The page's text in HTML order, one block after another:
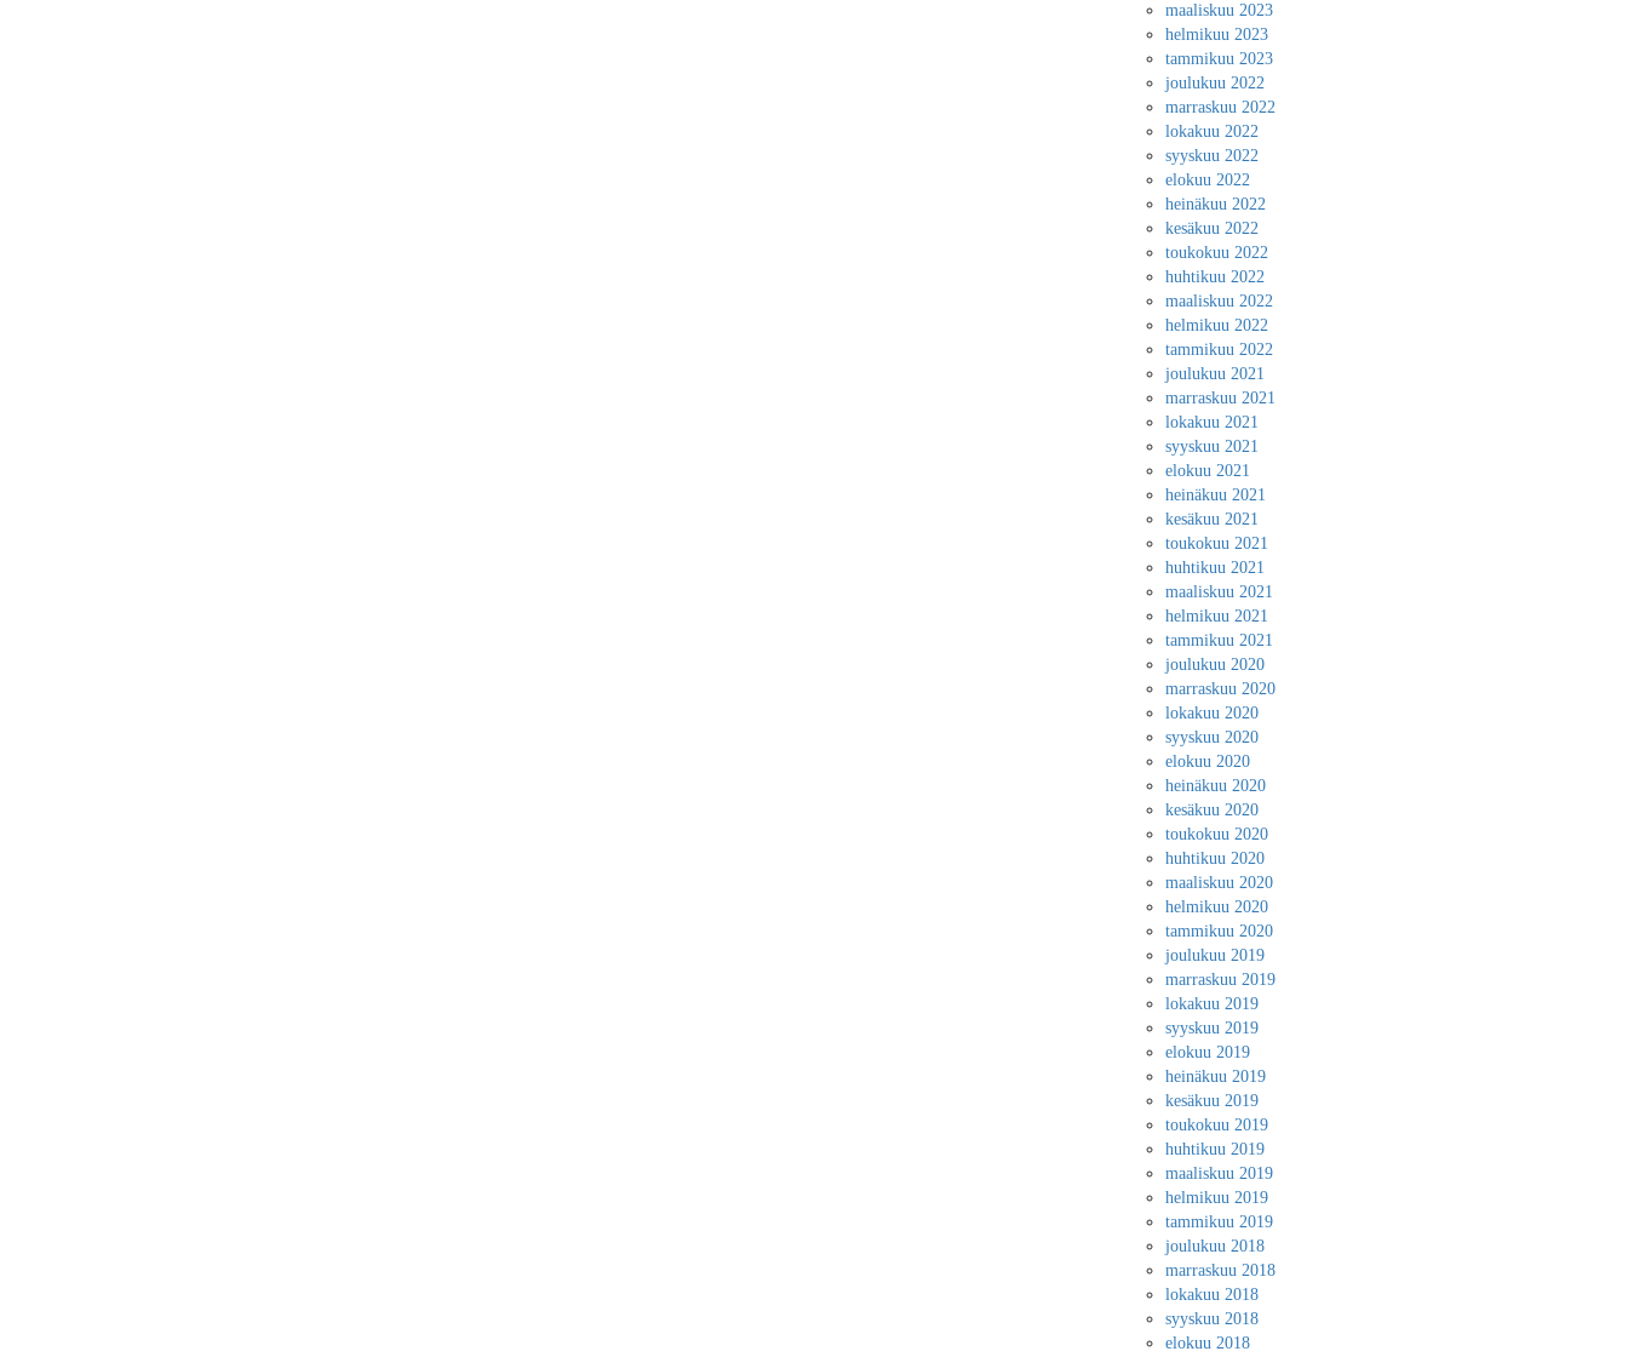
maaliskuu 2023
helmikuu 2023
tammikuu 2023
joulukuu 2022
marraskuu 2022
lokakuu 2022
syyskuu 2022
elokuu 2022
heinäkuu 2022
kesäkuu 2022
toukokuu 2022
huhtikuu 2022
maaliskuu 2022
helmikuu 2022
tammikuu 2022
joulukuu 2021
marraskuu 2021
lokakuu 2021
syyskuu 2021
elokuu 2021
heinäkuu 2021
kesäkuu 2021
toukokuu 2021
huhtikuu 2021
maaliskuu 2021
helmikuu 2021
tammikuu 2021
joulukuu 2020
marraskuu 2020
lokakuu 2020
syyskuu 2020
elokuu 2020
heinäkuu 2020
kesäkuu 2020
toukokuu 2020
huhtikuu 2020
maaliskuu 2020
helmikuu 2020
tammikuu 2020
joulukuu 2019
marraskuu 2019
lokakuu 2019
syyskuu 2019
elokuu 2019
heinäkuu 2019
kesäkuu 2019
toukokuu 2019
huhtikuu 2019
maaliskuu 2019
helmikuu 2019
tammikuu 2019
joulukuu 2018
marraskuu 2018
lokakuu 2018
syyskuu 2018
elokuu 2018